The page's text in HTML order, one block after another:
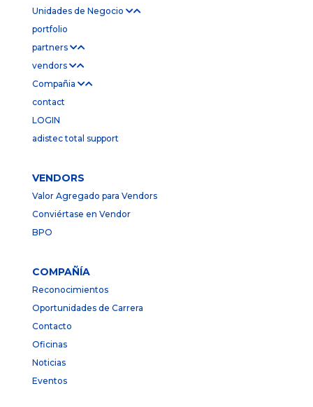
Unidades de Negocio
portfolio
partners
vendors
Compañia
contact
LOGIN
adistec total support
VENDORS
Valor Agregado para Vendors
Conviértase en Vendor
BPO
COMPAÑÍA
Reconocimientos
Oportunidades de Carrera
Contacto
Oficinas
Noticias
Eventos